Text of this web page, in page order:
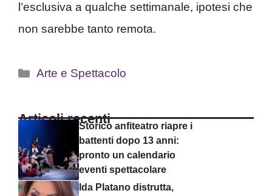
l’esclusiva a qualche settimanale, ipotesi che
non sarebbe tanto remota.
Categorie
Arte e Spettacolo
Articoli recentiStorico anfiteatro riapre i
battenti dopo 13 anni:
pronto un calendario
eventi spettacolare
Ida Platano distrutta,